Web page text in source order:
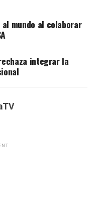
mundo al colaborar
integrar la